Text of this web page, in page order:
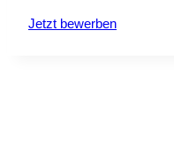
Jetzt bewerben